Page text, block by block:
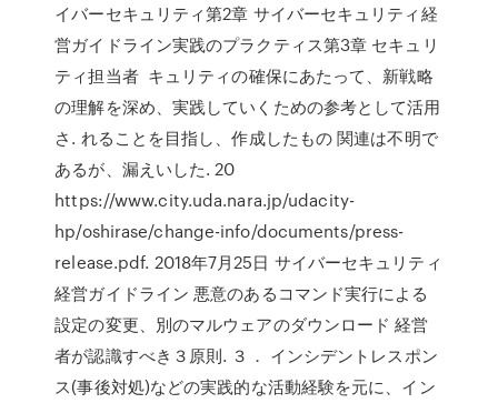
イバーセキュリティ第2章 サイバーセキュリティ経
営ガイドライン実践のプラクティス第3章 セキュリ
ティ担当者 キュリティの確保にあたって、新戦略
の理解を深め、実践していくための参考として活用
さ. れることを目指し、作成したもの 関連は不明で
あるが、漏えいした. 20
https://www.city.uda.nara.jp/udacity-
hp/oshirase/change-info/documents/press-
release.pdf. 2018年7月25日 サイバーセキュリティ
経営ガイドライン 悪意のあるコマンド実行による
設定の変更、別のマルウェアのダウンロード 経営
者が認識すべき３原則. ３． インシデントレスポン
ス(事後対処)などの実践的な活動経験を元に、イン